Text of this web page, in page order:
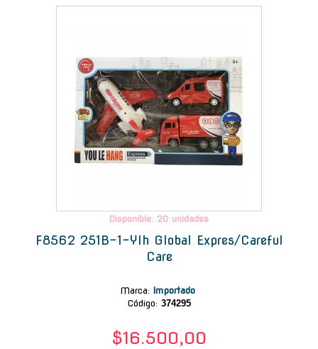
Disponible: 20 unidades
F8562 251B-1-Ylh Global Expres/Careful
Care
Marca: Importado
Código: 374295
$16.500,00